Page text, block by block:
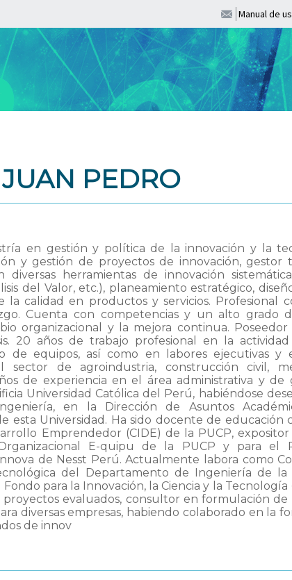
Manual de
JUAN PEDRO
en gestión y política de la innovación y la
y gestión de proyectos de innovación, gestor
diversas herramientas de innovación
del Valor, etc.), planeamiento estratégico,
la calidad en productos y servicios. Profesional
Cuenta con competencias y un alto grado
organizacional y la mejora continua.
20 años de trabajo profesional en la
de equipos, así como en labores ejecutivas y
de agroindustria, construcción civil,
de experiencia en el área administrativa y de
Universidad Católica del Perú, habiéndose
en la Dirección de Asuntos
esta Universidad. Ha sido docente de educación
Emprendedor (CIDE) de la PUCP,
E-quipu de la PUCP y para el
de Nesst Perú. Actualmente labora como
del Departamento de Ingeniería de la
para la Innovación, la Ciencia y la Tecnología
proyectos evaluados, consultor en formulación
diversas empresas, habiendo colaborado en la
de innov